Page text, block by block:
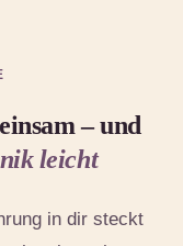
– und
leicht
in dir steckt